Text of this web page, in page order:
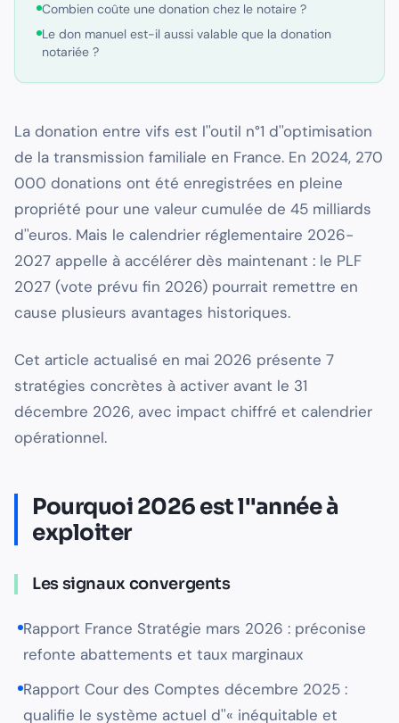
Combien coûte une donation chez le notaire ?
Le don manuel est-il aussi valable que la donation
notariée ?
La donation entre vifs est l''outil n°1 d''optimisation
de la transmission familiale en France. En 2024, 270
000 donations ont été enregistrées en pleine
propriété pour une valeur cumulée de 45 milliards
d''euros. Mais le calendrier réglementaire 2026-
2027 appelle à accélérer dès maintenant : le PLF
2027 (vote prévu fin 2026) pourrait remettre en
cause plusieurs avantages historiques.
Cet article actualisé en mai 2026 présente 7
stratégies concrètes à activer avant le 31
décembre 2026, avec impact chiffré et calendrier
opérationnel.
Pourquoi 2026 est l''année à
exploiter
Les signaux convergents
Rapport France Stratégie mars 2026 : préconise
refonte abattements et taux marginaux
Rapport Cour des Comptes décembre 2025 :
qualifie le système actuel d''« inéquitable et